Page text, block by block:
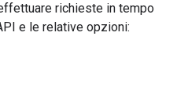
richieste in tempo
e le relative opzioni: